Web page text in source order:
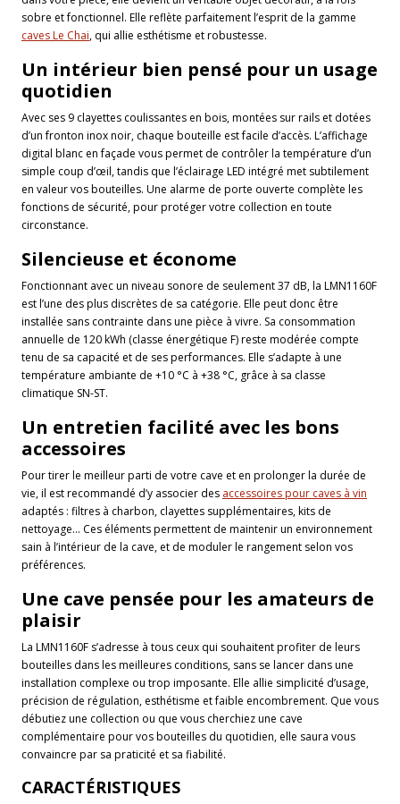
sobre et fonctionnel. Elle reflète parfaitement l’esprit de la gamme
caves Le Chai, qui allie esthétisme et robustesse.
Un intérieur bien pensé pour un usage
quotidien
Avec ses 9 clayettes coulissantes en bois, montées sur rails et dotées
d’un fronton inox noir, chaque bouteille est facile d’accès. L’affichage
digital blanc en façade vous permet de contrôler la température d’un
simple coup d’œil, tandis que l’éclairage LED intégré met subtilement
en valeur vos bouteilles. Une alarme de porte ouverte complète les
fonctions de sécurité, pour protéger votre collection en toute
circonstance.
Silencieuse et économe
Fonctionnant avec un niveau sonore de seulement 37 dB, la LMN1160F
est l’une des plus discrètes de sa catégorie. Elle peut donc être
installée sans contrainte dans une pièce à vivre. Sa consommation
annuelle de 120 kWh (classe énergétique F) reste modérée compte
tenu de sa capacité et de ses performances. Elle s’adapte à une
température ambiante de +10 °C à +38 °C, grâce à sa classe
climatique SN-ST.
Un entretien facilité avec les bons
accessoires
Pour tirer le meilleur parti de votre cave et en prolonger la durée de
vie, il est recommandé d’y associer des accessoires pour caves à vin
adaptés : filtres à charbon, clayettes supplémentaires, kits de
nettoyage… Ces éléments permettent de maintenir un environnement
sain à l’intérieur de la cave, et de moduler le rangement selon vos
préférences.
Une cave pensée pour les amateurs de
plaisir
La LMN1160F s’adresse à tous ceux qui souhaitent profiter de leurs
bouteilles dans les meilleures conditions, sans se lancer dans une
installation complexe ou trop imposante. Elle allie simplicité d’usage,
précision de régulation, esthétisme et faible encombrement. Que vous
débutiez une collection ou que vous cherchiez une cave
complémentaire pour vos bouteilles du quotidien, elle saura vous
convaincre par sa praticité et sa fiabilité.
CARACTÉRISTIQUES